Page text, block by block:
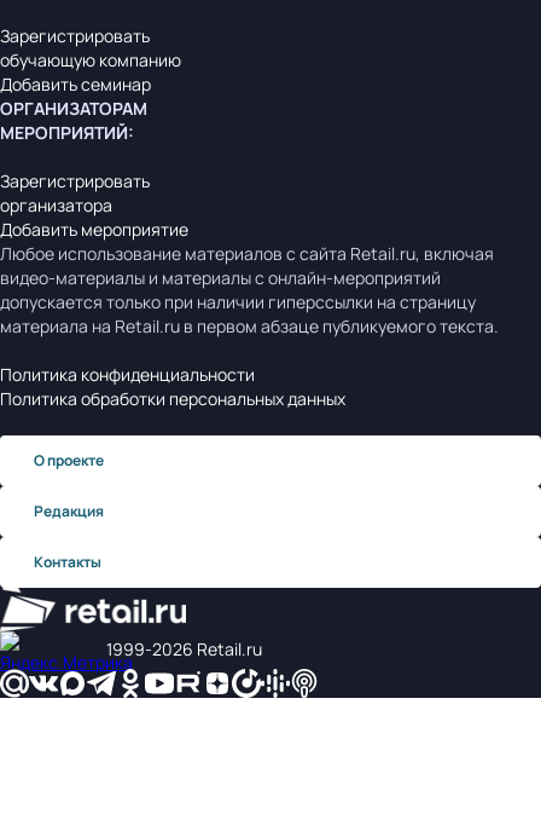
Зарегистрировать
обучающую компанию
Добавить семинар
ОРГАНИЗАТОРАМ
МЕРОПРИЯТИЙ:
Зарегистрировать
организатора
Добавить мероприятие
Любое использование материалов с сайта Retail.ru, включая
видео-материалы и материалы с онлайн-мероприятий
допускается только при наличии гиперссылки на страницу
материала на Retail.ru в первом абзаце публикуемого текста.
Политика конфиденциальности
Политика обработки персональных данных
О проекте
Редакция
Контакты
1999‑2026 Retail.ru